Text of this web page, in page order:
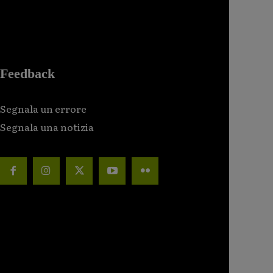
Feedback
Segnala un errore
Segnala una notizia